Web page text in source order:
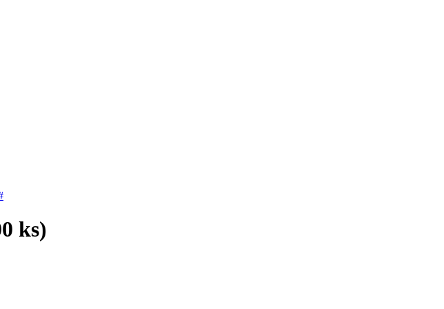
ks)